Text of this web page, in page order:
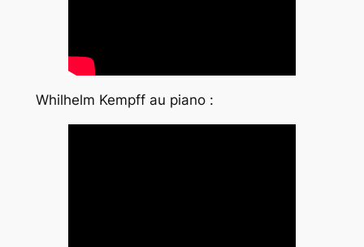
Whilhelm Kempff au piano :